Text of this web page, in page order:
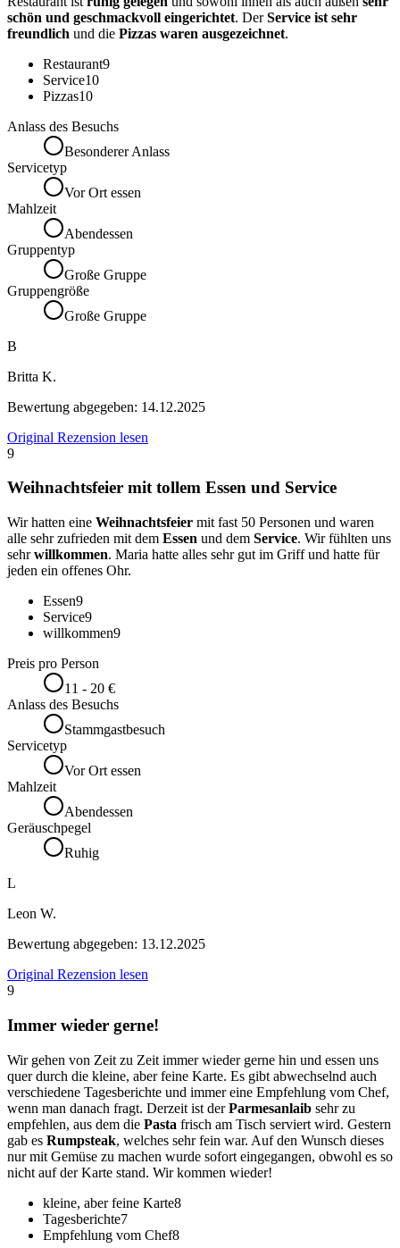
schön und geschmackvoll eingerichtet. DerService ist sehr
freundlich und die Pizzas waren ausgezeichnet.
Restaurant9
Service10
Pizzas10
Anlass des Besuchs
Besonderer Anlass
Servicetyp
Vor Ort essen
Mahlzeit
Abendessen
Gruppentyp
Große Gruppe
Gruppengröße
Große Gruppe
B
Britta K.
Bewertung abgegeben: 14.12.2025
Original Rezension lesen
9
Weihnachtsfeier mit tollem Essen und Service
Wir hatten eine Weihnachtsfeier mit fast 50 Personen und waren
alle sehr zufrieden mit dem Essen und dem Service. Wir fühlten uns
sehrwillkommen. Maria hatte alles sehr gut im Griff und hatte für
jeden ein offenes Ohr.
Essen9
Service9
willkommen9
Preis pro Person
11 - 20 €
Anlass des Besuchs
Stammgastbesuch
Servicetyp
Vor Ort essen
Mahlzeit
Abendessen
Geräuschpegel
Ruhig
L
Leon W.
Bewertung abgegeben: 13.12.2025
Original Rezension lesen
9
Immer wieder gerne!
Wir gehen von Zeit zu Zeit immer wieder gerne hin und essen uns
quer durch die kleine, aber feine Karte. Es gibt abwechselnd auch
verschiedene Tagesberichte und immer eine Empfehlung vom Chef,
wenn man danach fragt. Derzeit ist derParmesanlaib sehr zu
empfehlen, aus dem die Pasta frisch am Tisch serviert wird. Gestern
gab es Rumpsteak, welches sehr fein war. Auf den Wunsch dieses
nur mit Gemüse zu machen wurde sofort eingegangen, obwohl es so
nicht auf der Karte stand. Wir kommen wieder!
kleine, aber feine Karte8
Tagesberichte7
Empfehlung vom Chef8